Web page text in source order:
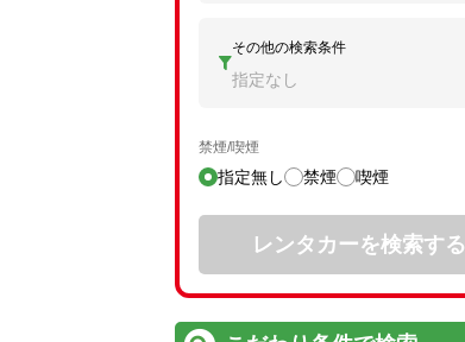
その他の検索条件
指定なし
禁煙/喫煙
指定無し 禁煙 喫煙
レンタカーを検索する